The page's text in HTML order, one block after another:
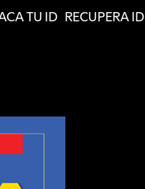
TU ID RECUPERA ID